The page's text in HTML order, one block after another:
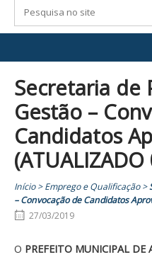
Secretaria de
Gestão –
Candidatos
Início>Emprego e Qualificação>
– Convocação de Candidatos
27/03/2019
O PREFEITO MUNICIPAL DE